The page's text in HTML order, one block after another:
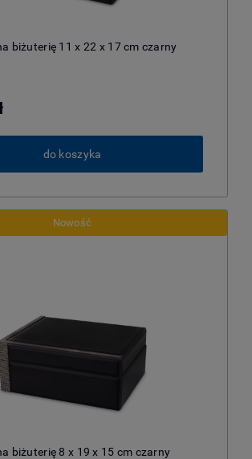
biżuterię 11 x 22 x 17 cm czarny
do koszyka
biżuterię 8 x 19 x 15 cm czarny
Nowość